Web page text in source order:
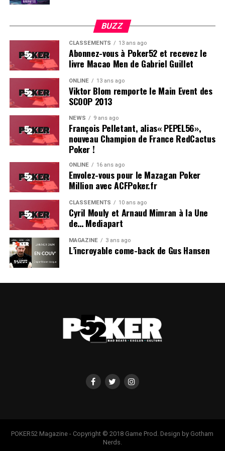
Soleau à gauche, sorti par Logghe au centre
BUZZ
CLASSEMENTS 13 ans ago
Abonnez-vous à Poker52 et recevez le
livre Macao Men de Gabriel Guillet
ONLINE 13 ans ago
Viktor Blom remporte le Main Event des
SCOOP 2013
NEWS 9 ans ago
François Pelletant, alias« PEPEL56»,
nouveau Champion de France RedCactus
Poker !
ONLINE 16 ans ago
Envolez-vous pour le Mazagan Poker
Million avec ACFPoker.fr
CLASSEMENTS 10 ans ago
Cyril Mouly et Arnaud Mimran à la Une
de… Mediapart
MAGAZINE 3 ans ago
L’incroyable come-back de Gus Hansen
POKER52 Magazine - Copyright © 2018 Game Prod. Design by Gotham
Nerds.